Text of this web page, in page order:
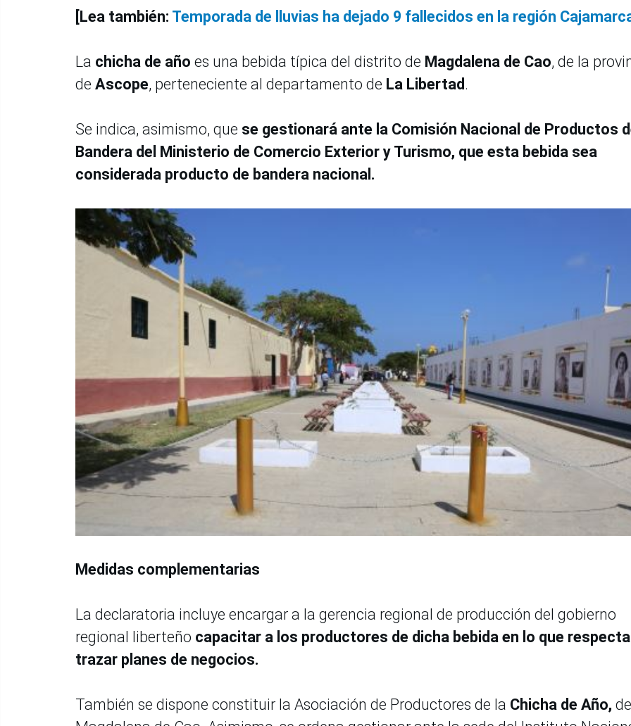
[Lea también: Temporada de lluvias ha dejado 9 fallecidos en la región
La chicha de año es una bebida típica del distrito de Magdalena de Cao, de la
de Ascope, perteneciente al departamento de La Libertad .
Se indica, asimismo, que se gestionará ante la Comisión Nacional de Productos
Bandera del Ministerio de Comercio Exterior y Turismo, que esta bebida sea
considerada producto de bandera nacional.
Medidas complementarias
La declaratoria incluye encargar a la gerencia regional de producción del gobierno
regional liberteño capacitar a los productores de dicha bebida en lo que
trazar planes de negocios.
También se dispone constituir la Asociación de Productores de la Chicha de Año, de